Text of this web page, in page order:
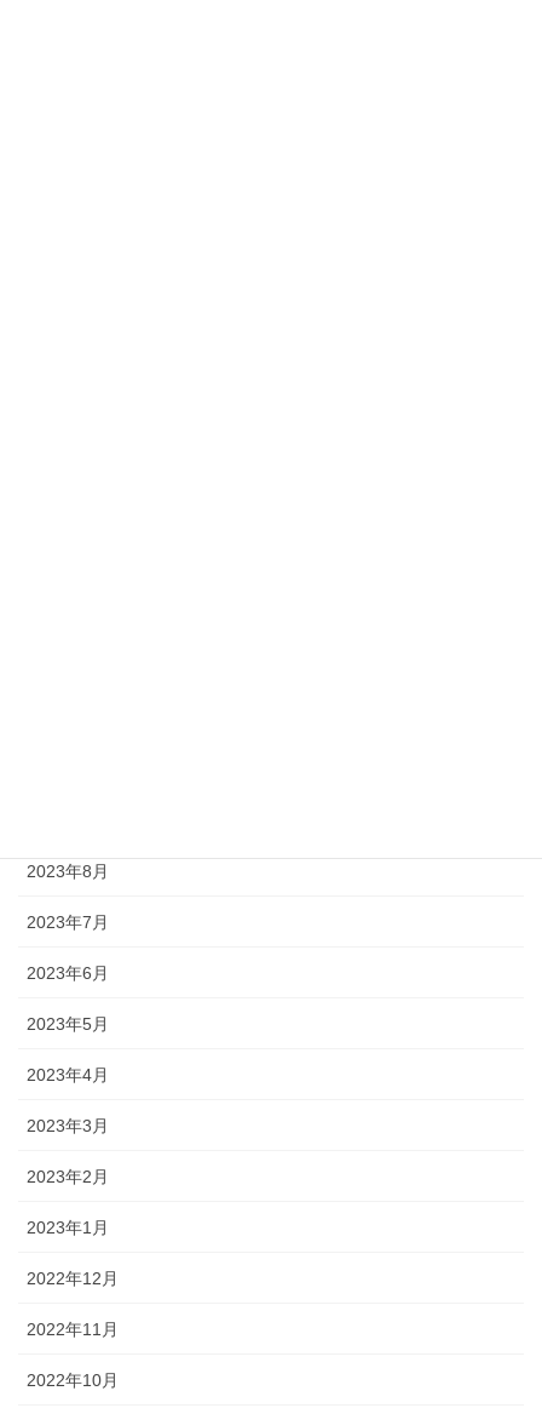
2023年8月
2023年7月
2023年6月
2023年5月
2023年4月
2023年3月
2023年2月
2023年1月
2022年12月
2022年11月
2022年10月